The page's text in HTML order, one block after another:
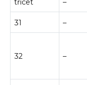
třicet –
31 –
32 –